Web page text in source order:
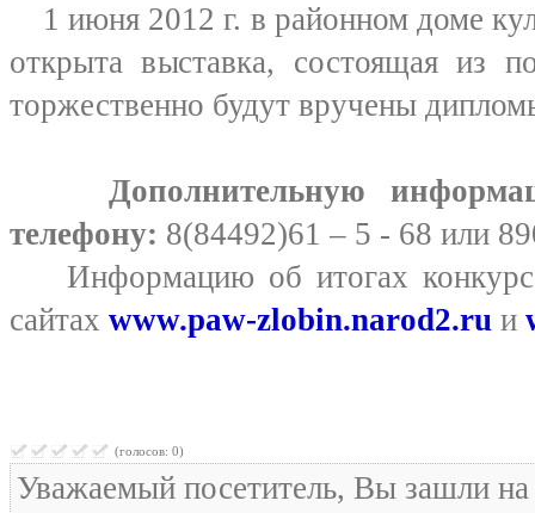
1 июня 2012 г. в районном доме
открыта выставка, состоящая из
торжественно будут вручены
Дополнительную
телефону: 8(84492)61 – 5 - 68 или
Информацию об итогах
сайтах www.paw-zlobin.narod2.ru и
(голосов: 0)
Уважаемый посетитель, Вы зашли на